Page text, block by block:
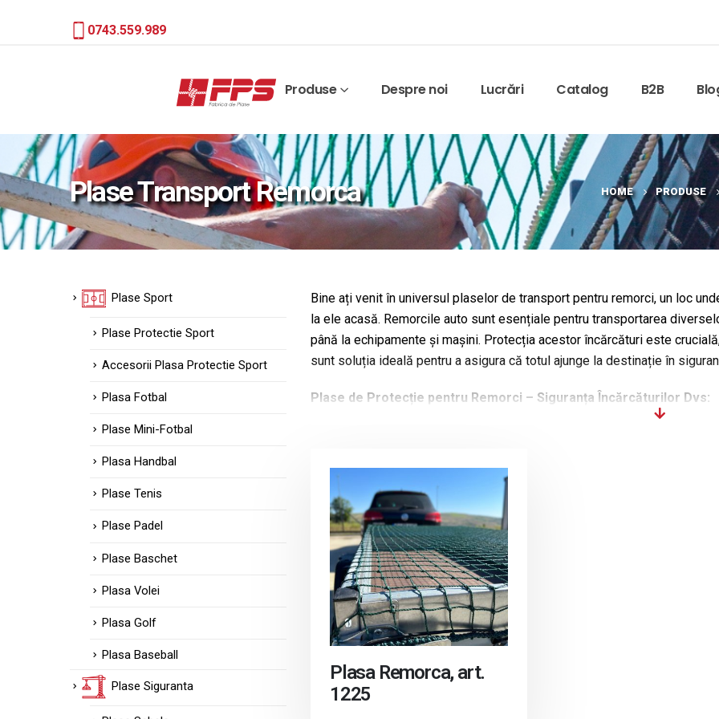
0743.559.989
Produse Despre noi Lucrări Catalog B2B
Plase Transport Remorca HOME PRODUSE
Bine ați venit în universul plaselor de transport pentru remorci, un loc
la ele acasă. Remorcile auto sunt esențiale pentru transportarea
până la echipamente și mașini. Protecția acestor încărcături este
sunt soluția ideală pentru a asigura că totul ajunge la destinație în
Plase de Protecție pentru Remorci – Siguranța Încărcăturilor Dvs:
căderii sau a deteriorării obiectelor din remorcă, asigurându-vă că
adecvată a încărcăturilor pe containere și remorci, plasele noastre de
Accesorii Pentru Mașini și Remorci – Completează-ți Echipamentul:
Pe lângă aceasta plasa de protectie, oferim și o gamă variată de
accesorii sunt esențiale pentru asigurarea unei fixări sigure și pentru a
încărcătură sau de remorcă pe care îl utilizați, avem accesorii potrivite
Protecție Anticădere pentru Încărcături:
Căderea de pe remorcă reprezintă un risc major în timpul transportului.
Plasa Remorca, art.
1225
Plase Sport
Plase Protectie Sport
Accesorii Plasa Protectie Sport
Plasa Fotbal
Plase Mini-Fotbal
Plasa Handbal
Plase Tenis
Plase Padel
Plase Baschet
Plasa Volei
Plasa Golf
Plasa Baseball
Plase Siguranta